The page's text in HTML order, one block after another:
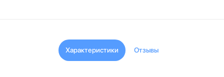
Характеристики Отзывы